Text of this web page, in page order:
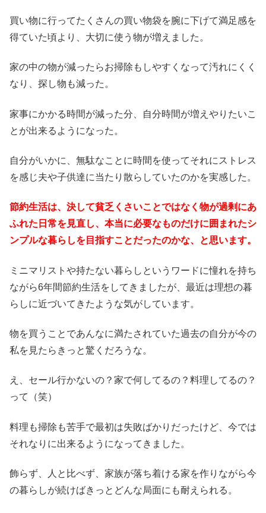
買い物に行ってたくさんの買い物袋を腕に下げて満足感を
得ていた頃より、大切に使う物が増えました。
家の中の物が減ったらお掃除もしやすくなって汚れにくく
なり、探し物も減った。
家事にかかる時間が減った分、自分時間が増えやりたいこ
とが出来るようになった。
自分がいかに、無駄なことに時間を使ってそれにストレス
を感じ夫や子供達に当たり散らしていたのかを実感した。
節約生活は、決して貧乏くさいことではなく物が過剰にあ
ふれた日常を見直し、本当に必要なものだけに囲まれたシ
ンプルな暮らしを目指すことだったのかな、と思います。
ミニマリストや持たない暮らしというワードに憧れを持ち
ながら6年間節約生活をしてきましたが、最近は理想の暮
らしに近づいてきたような気がしています。
物を買うことであんなに満たされていた過去の自分が今の
私を見たらきっと驚くだろうな。
え、セール行かないの？家で何してるの？料理してるの？
って（笑）
料理も掃除も苦手で最初は失敗ばかりだったけど、今では
それなりに出来るようになってきました。
飾らず、人と比べず、家族が落ち着ける家を作りながら今
の暮らしが続けばきっとどんな局面にも耐えられる。